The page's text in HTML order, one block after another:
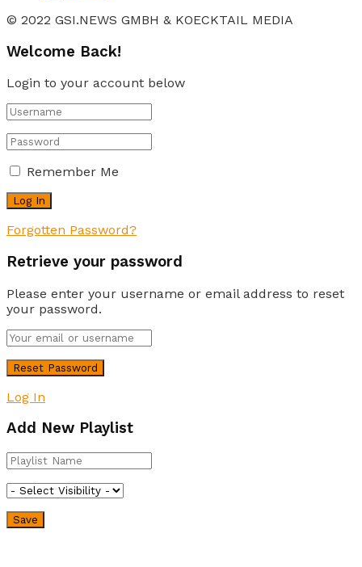
© 2022 GSI.NEWS GMBH & KOECKTAIL MEDIA
Welcome Back!
Login to your account below
Remember Me
Forgotten Password?
Retrieve your password
Please enter your username or email address to reset
your password.
Log In
Add New Playlist